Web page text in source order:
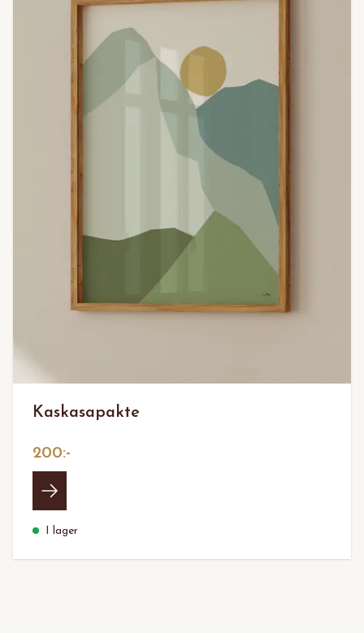
Kaskasapakte
200:-
I lager